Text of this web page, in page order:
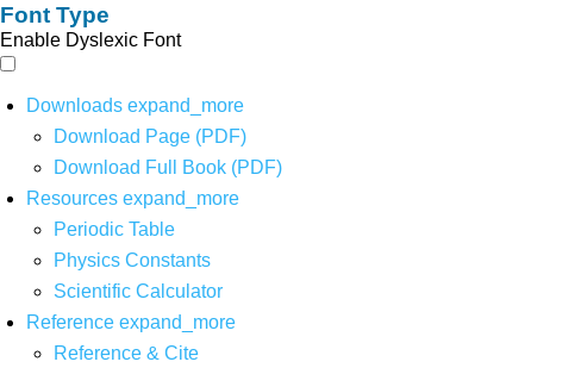
Font Type
Enable Dyslexic Font
Downloads expand_more
Download Page (PDF)
Download Full Book (PDF)
Resources expand_more
Periodic Table
Physics Constants
Scientific Calculator
Reference expand_more
Reference & Cite